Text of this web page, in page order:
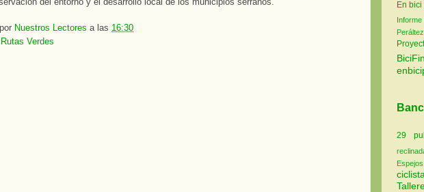
Nuestros Lectores a las 16:30
Rutas Verdes
En
Peráltez
29
Espejos
ciclista